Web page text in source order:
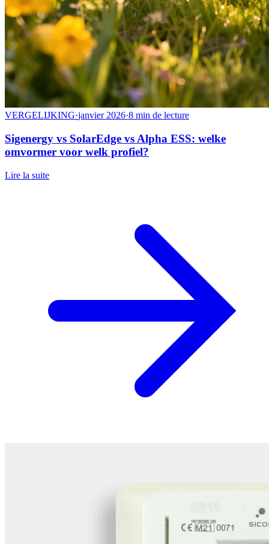
VERGELIJKING·janvier 2026·8 min de lecture
Sigenergy vs SolarEdge vs Alpha ESS: welke
omvormer voor welk profiel?
Lire la suite